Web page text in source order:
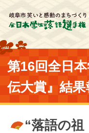
笑いと感動
第16回全日
伝大賞』結果
“落語の祖